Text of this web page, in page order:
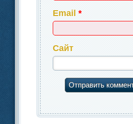
Email*
Сайт